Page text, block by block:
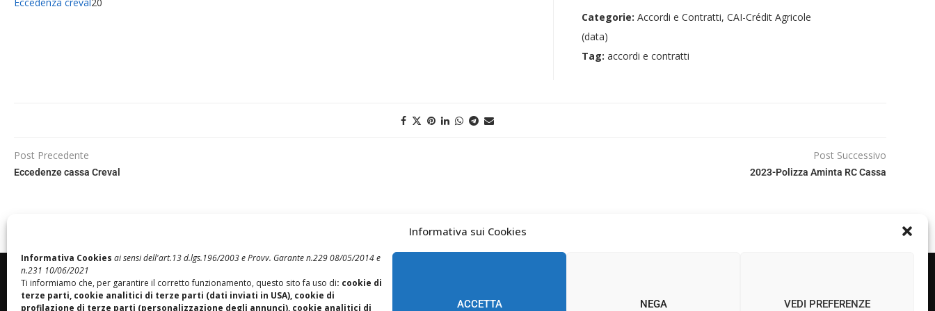
Informativa sui Cookies
Informativa Cookies ai sensi dell'art.13 d.lgs.196/2003 e Provv. Garante n.229 08/05/2014 e
n.231 10/06/2021
Ti informiamo che, per garantire il corretto funzionamento, questo sito fa uso di: cookie di
terze parti, cookie analitici di terze parti (dati inviati in USA), cookie di
profilazione di terze parti (personalizzazione degli annunci), cookie analitici di
ACCETTA NEGA VEDI PREFERENZE
Categorie:Accordi e Contratti, CAI-Crédit Agricole
(data)
Tag:accordi e contratti
Post Precedente
Eccedenze cassa Creval
Post Successivo
2023-Polizza Aminta RC Cassa
TORNA SU